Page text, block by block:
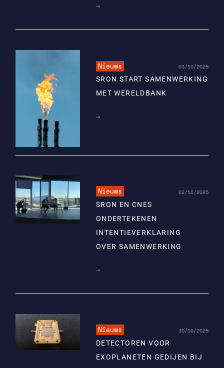
Lees
Nieuws 03/10/2025
SRON START SAMENWERKING
MET WERELDBANK
Lees
Nieuws 02/10/2025
SRON EN CNES
ONDERTEKENEN
INTENTIEVERKLARING
OVER SAMENWERKING
Lees
Nieuws 30/09/2025
DETECTOREN VOOR
EXOPLANETEN GEDIJEN BIJ